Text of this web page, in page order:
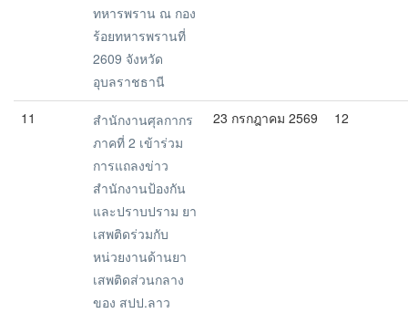
ทหารพราน ณ กอง
ร้อยทหารพรานที่
2609 จังหวัด
อุบลราชธานี
11
สำนักงานศุลกากร
ภาคที่ 2 เข้าร่วม
การแถลงข่าว
สำนักงานป้องกัน
และปราบปราม ยา
เสพติดร่วมกับ
หน่วยงานด้านยา
เสพติดส่วนกลาง
ของ สปป.ลาว
23 กรกฎาคม 2569 12